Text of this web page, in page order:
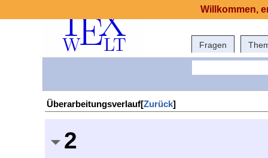
Fragen
Überarbeitungsverlauf[Zurück]
2
Willkommen,